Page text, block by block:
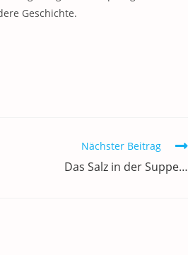
Geschichte.
Nächster Beitrag
Das Salz in der Suppe…